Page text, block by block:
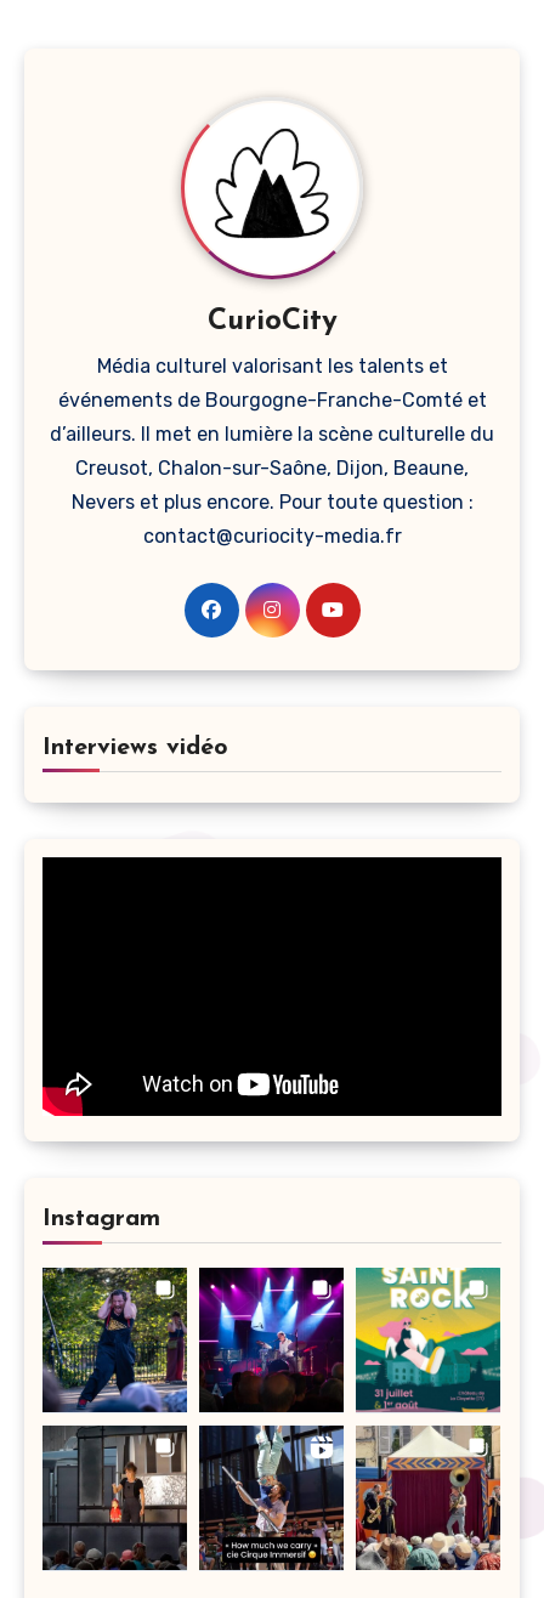
CurioCity
Média culturel valorisant les talents et
événements de Bourgogne-Franche-Comté et
d’ailleurs. Il met en lumière la scène culturelle du
Creusot, Chalon-sur-Saône, Dijon, Beaune,
Nevers et plus encore. Pour toute question :
contact@curiocity-media.fr
Interviews vidéo
Instagram